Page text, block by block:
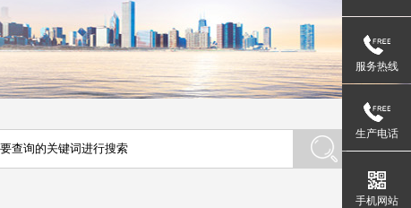
服务热线
生产电话
手机网站